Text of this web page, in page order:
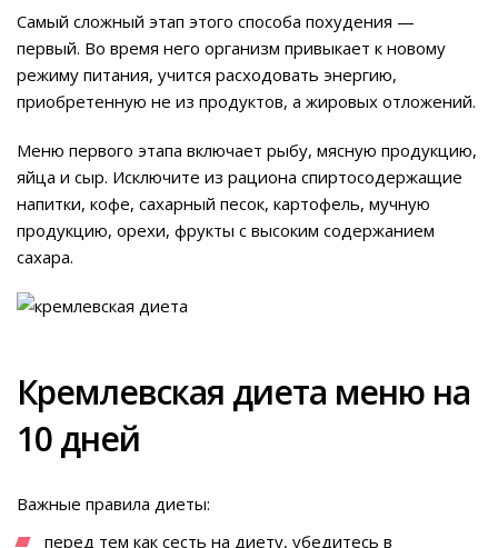
Самый сложный этап этого способа похудения —
первый. Во время него организм привыкает к новому
режиму питания, учится расходовать энергию,
приобретенную не из продуктов, а жировых отложений.
Меню первого этапа включает рыбу, мясную продукцию,
яйца и сыр. Исключите из рациона спиртосодержащие
напитки, кофе, сахарный песок, картофель, мучную
продукцию, орехи, фрукты с высоким содержанием
сахара.
Кремлевская диета меню на
10 дней
Важные правила диеты:
перед тем как сесть на диету, убедитесь в